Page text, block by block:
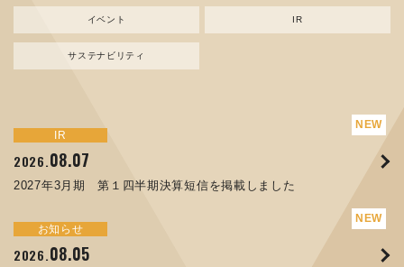
イベント IR
サステナビリティ
IR
2026.08.07
2027年3月期 第１四半期決算短信を掲載しました
お知らせ
2026.08.05
新規事業
2024.04.10
資源ごみAI 自動選別機 販売開始のお知らせ
お知らせ
2026.08.05
夏季休業のお知らせ
お知らせ
2025.11.17
トピックス
2026.07.17
ORANGE NEWS Vol. 014を掲載しました
トピックス
2026.04.17
イベント
2026.04.03
MEX金沢2026 出展のご案内 ※終了しました
イベント
2025.08.29
IR
2026.08.07
2027年3月期 第１四半期決算短信を掲載しました
IR
2026.07.22
サステナビリティ
2026.07.24
中学生（光野中学校）の職場体験を実施しました
サステナビリティ
2026.06.12